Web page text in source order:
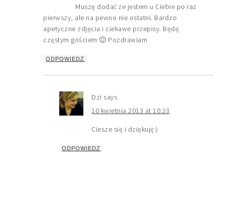
Muszę dodać że jestem u Ciebie po raz
pierwszy, ale na pewno nie ostatni. Bardzo
apetyczne zdjęcia i ciekawe przepisy. Będę
częstym gościem 🙂 Pozdrawiam
ODPOWIEDZ
Dzi says
10 kwietnia 2013 at 10:23
Ciesze się i dziękuję:)
ODPOWIEDZ